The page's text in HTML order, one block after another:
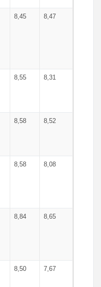
8,45 8,47
8,55 8,31
8,58 8,52
8,58 8,08
8,84 8,65
8,50 7,67